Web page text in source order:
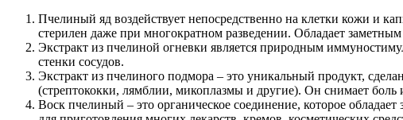
Пчелиный яд воздействует непосредственно на клетки кожи и
стерилен даже при многократном разведении. Обладает
Экстракт из пчелиной огневки является природным
стенки сосудов.
Экстракт из пчелиного подмора – это уникальный продукт,
(стрептококки, лямблии, микоплазмы и другие). Он снимает боль
Воск пчелиный – это органическое соединение, которое